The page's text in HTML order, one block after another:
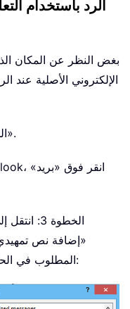
الرد باستخدام
بغض النظر عن المكان
الإلكتروني الأصلية عند
الخطوة 1: انقر فوق «ملف» > «خيارات».
الخطوة 3:
«إضافة نص
المطلوب في الحقل الظاهر. راجع لقطة الشاشة التالية: